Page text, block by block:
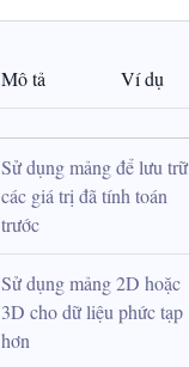
Mô tả Ví dụ
Sử dụng mảng để lưu trữ
các giá trị đã tính toán
trước
Sử dụng mảng 2D hoặc
3D cho dữ liệu phức tạp
hơn